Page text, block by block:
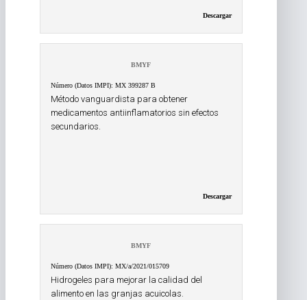
Descargar
BMYF
Número (Datos IMPI): MX 399287 B
Método vanguardista para obtener
medicamentos antiinflamatorios sin efectos
secundarios.
Descargar
BMYF
Número (Datos IMPI): MX/a/2021/015709
Hidrogeles para mejorar la calidad del
alimento en las granjas acuicolas.